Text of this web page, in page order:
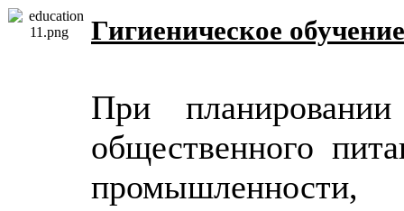
Гигиеническое обучение
При
общественного